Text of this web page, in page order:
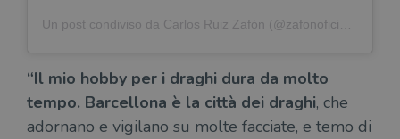
Un post condiviso da Carlos Ruiz Zafón (@zafonoficial) in data:
“Il mio hobby per i draghi dura da molto
tempo. Barcellona è la città dei draghi, che
adornano e vigilano su molte facciate, e temo di